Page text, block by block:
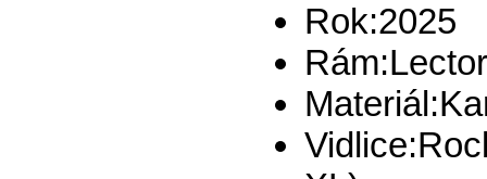
Rok:2025
Rám:
Materiál:
Vidlice: